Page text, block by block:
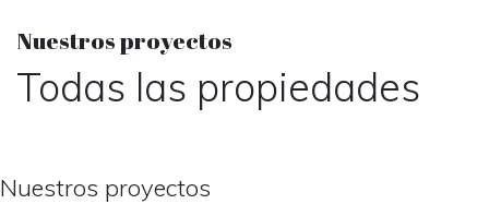
Nuestros proyectos
Todas las propiedades
Nuestros proyectos